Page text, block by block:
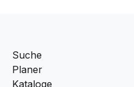
Suche
Planer
Kataloge